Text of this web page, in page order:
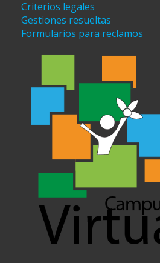
Criterios legales
Gestiones resueltas
Formularios para reclamos